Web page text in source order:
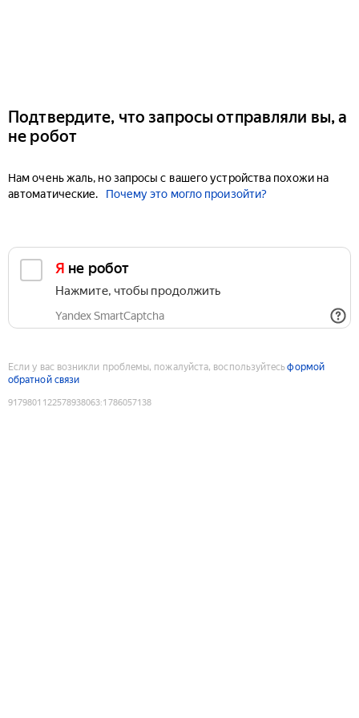
Подтвердите, что запросы отправляли вы, а
не робот
Нам очень жаль, но запросы с вашего устройства похожи на
автоматические.
Почему это могло произойти?
Я не робот
Нажмите, чтобы продолжить
Yandex SmartCaptcha
Если у вас возникли проблемы, пожалуйста, воспользуйтесьформой
обратной связи
9179801122578938063:1786057138